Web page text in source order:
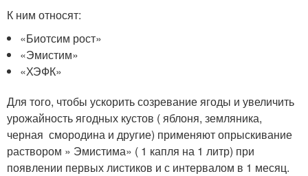
К ним относят:
«Биотсим рост»
«Эмистим»
«ХЭФК»
Для того, чтобы ускорить созревание ягоды и увеличить
урожайность ягодных кустов ( яблоня, земляника,
черная смородина и другие) применяют опрыскивание
раствором » Эмистима» ( 1 капля на 1 литр) при
появлении первых листиков и с интервалом в 1 месяц.